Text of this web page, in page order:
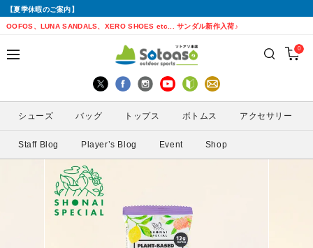
【夏季休暇のご案内】
OOFOS、LUNA SANDALS、XERO SHOES etc... サンダル新作入荷♪
戻る
シューズから探す
トレイルランニングシューズ
ランニングシューズ
戻る
トップスから探す
シェル・レインウェア
シャツ
戻る
ボトムスから探す
ショートパンツ
ロングパンツ
戻る
バッグから探す
トレランザック
バックパック
ウエストポーチ
戻る
アクセサリーから探す
キャップ・ハット
ソックス
戻る
ブランドから探す
ACTIVE YOHKAN(アクティブようかん)
ATHLETUNE(アスリチューン)
BananaGO(バナナゴー)
戻る
ブランドから探す
Amazfit(アマズフィット)
BAUERFEIND(バウアーファインド)
CIELE(シエル)
戻る
性別から探す
レディース
0
シューズ バッグ トップス ボトムス アクセサリー
Staff Blog Player’s Blog Event Shop